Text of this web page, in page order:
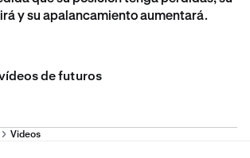
y su apalancamiento aumentará.
de futuros
Videos